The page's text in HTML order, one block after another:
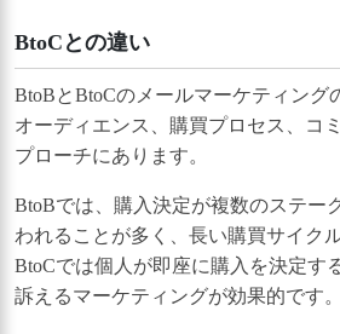
BtoCとの違い
BtoBとBtoCのメールマーケティング
オーディエンス、購買プロセス、コ
プローチにあります。
BtoBでは、購入決定が複数のステー
われることが多く、長い購買サイク
BtoCでは個人が即座に購入を決定す
訴えるマーケティングが効果的です。